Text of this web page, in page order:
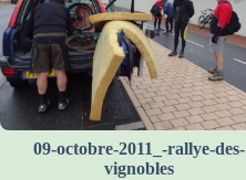
09-octobre-2011_-rallye-des-
vignobles